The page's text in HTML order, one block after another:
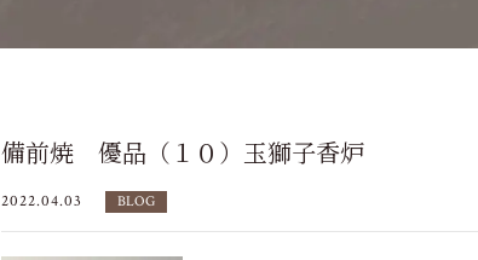
備前焼 優品（１０）玉獅子香炉
2022.04.03 BLOG